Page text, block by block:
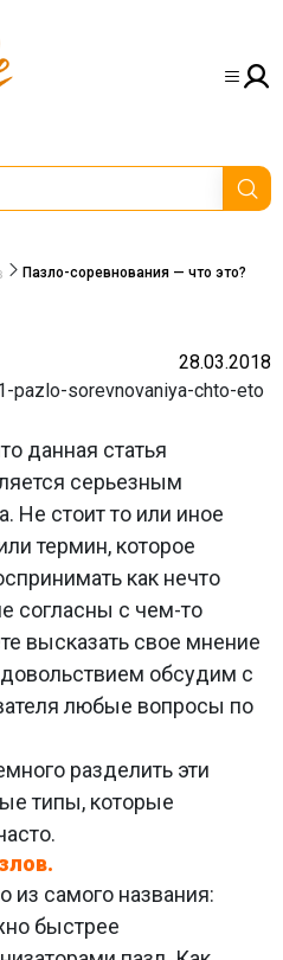
Пазло-соревнования — что это?
28.03.2018
pazlo-sorevnovaniya-chto-eto
данная статья
серьезным
Не стоит то или иное
термин, которое
как нечто
согласны с чем-то
высказать свое мнение
обсудим с
любые вопросы по
разделить эти
типы, которые
из самого названия:
быстрее